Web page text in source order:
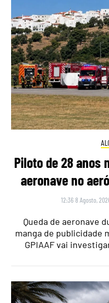
Piloto de 28 anos
aeronave no
12:36 8 Agosto,
Queda de aeronave
manga de publicidade
GPIAAF vai